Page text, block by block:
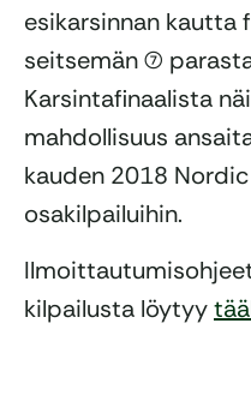
esikarsinnan kautta
seitsemän (7)
Karsintafinaalista
mahdollisuus
kauden 2018
osakilpailuihin.
kilpailusta löytyy